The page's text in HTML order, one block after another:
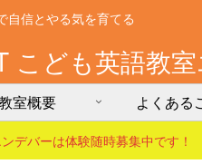
自信とやる気を育てる
こども英語教
室概要 よくある
デバーは体験随時募集中です！